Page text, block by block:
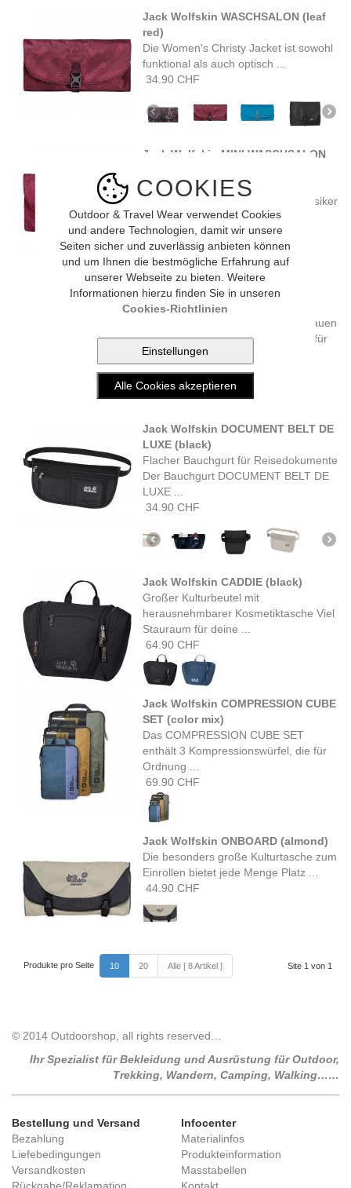
COOKIES
Outdoor & Travel Wear verwendet Cookies
und andere Technologien, damit wir unsere
Seiten sicher und zuverlässig anbieten können
und um Ihnen die bestmögliche Erfahrung auf
unserer Webseite zu bieten. Weitere
Informationen hierzu finden Sie in unseren
Cookies-Richtlinien
Jack Wolfskin WASCHSALON (leaf
red)
Die Women's Christy Jacket ist sowohl
funktional als auch optisch ...
34.90 CHF
Jack Wolfskin MINI WASCHSALON
Der Kulturbeutelklassiker im
Kleinformat Unser Kulturbeutelklassiker
im Kleinformat: Unseren ...
29.90 CHF
Jack Wolfskin ORGANIZER (sea
shell)
Vielseitige Gürteltasche zum Verstauen
von Wertsachen und Kleinigkeiten für
unterwegs.
29.90 CHF
Jack Wolfskin DOCUMENT BELT DE
LUXE (black)
Flacher Bauchgurt für Reisedokumente
Der Bauchgurt DOCUMENT BELT DE
LUXE ...
34.90 CHF
Jack Wolfskin CADDIE (black)
Großer Kulturbeutel mit
herausnehmbarer Kosmetiktasche Viel
Stauraum für deine ...
64.90 CHF
Jack Wolfskin COMPRESSION CUBE
SET (color mix)
Das COMPRESSION CUBE SET
enthält 3 Kompressionswürfel, die für
Ordnung ...
69.90 CHF
Jack Wolfskin ONBOARD (almond)
Die besonders große Kulturtasche zum
Einrollen bietet jede Menge Platz ...
44.90 CHF
Produkte pro Seite 10 20 Alle [ 8 Artikel ] Site 1 von 1
© 2014 Outdoorshop, all rights reserved…
Ihr Spezialist für Bekleidung und Ausrüstung für Outdoor,
Trekking, Wandern, Camping, Walking……
Bestellung und Versand
Bezahlung
Liefebedingungen
Versandkosten
Infocenter
Materialinfos
Produkteinformation
Masstabellen